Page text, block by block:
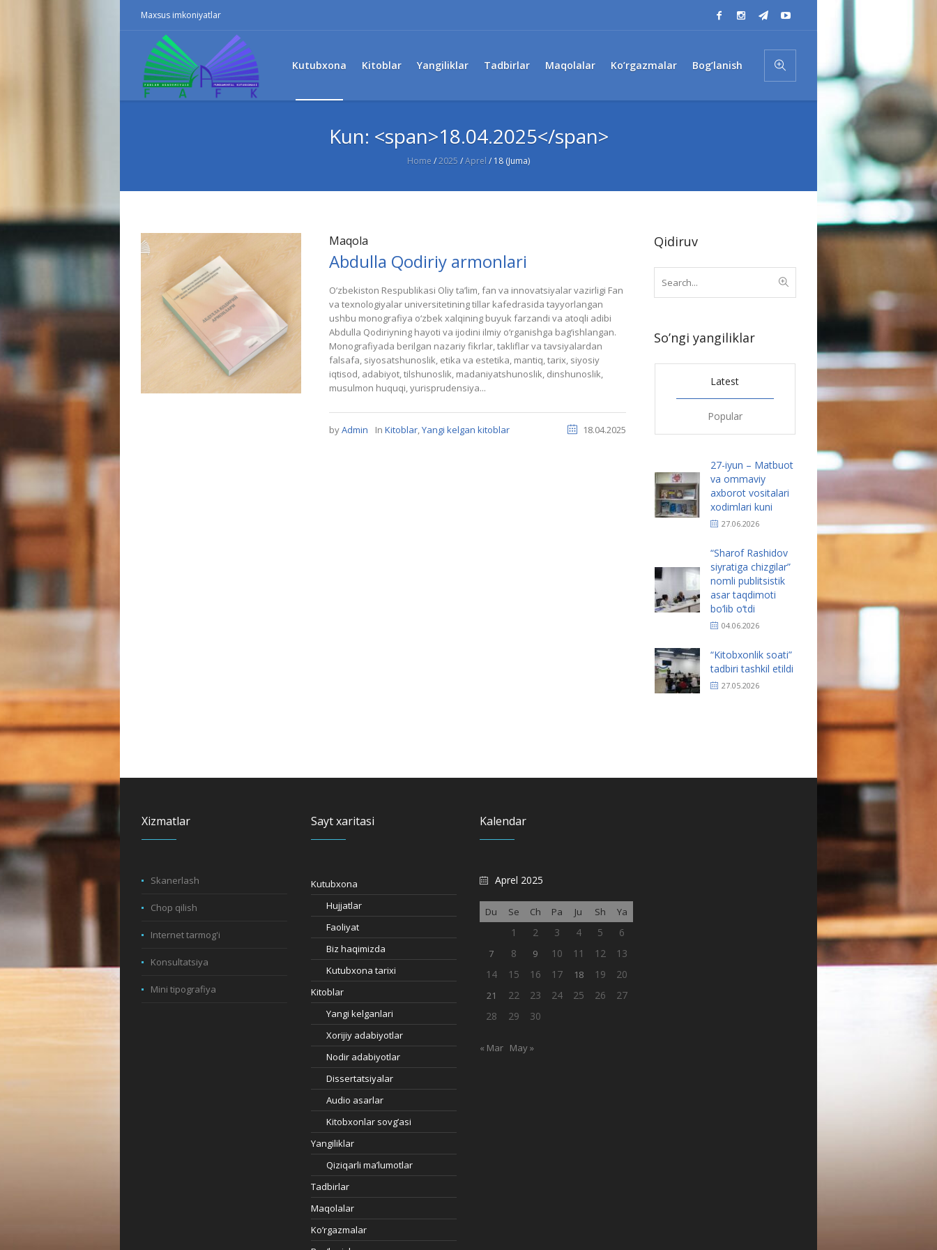
Maxsus imkoniyatlar
Kutubxona Kitoblar Yangiliklar Tadbirlar Maqolalar Ko’rgazmalar Bog’lanish
Kun: <span>18.04.2025</span>
Home /2025 /Aprel / 18 (Juma)
Maqola
Abdulla Qodiriy armonlari
O‘zbekiston Respublikasi Oliy ta’lim, fan va innovatsiyalar vazirligi Fan
va texnologiyalar universitetining tillar kafedrasida tayyorlangan
ushbu monografiya o‘zbek xalqining buyuk farzandi va atoqli adibi
Abdulla Qodiriyning hayoti va ijodini ilmiy o‘rganishga bag‘ishlangan.
Monografiyada berilgan nazariy fikrlar, takliflar va tavsiyalardan
falsafa, siyosatshunoslik, etika va estetika, mantiq, tarix, siyosiy
iqtisod, adabiyot, tilshunoslik, madaniyatshunoslik, dinshunoslik,
musulmon huquqi, yurisprudensiya...
18.04.2025
byAdmin In Kitoblar,Yangi kelgan kitoblar
Qidiruv
So’ngi yangiliklar
Latest
Popular
27-iyun – Matbuot
va ommaviy
axborot vositalari
xodimlari kuni
27.06.2026
“Sharof Rashidov
siyratiga chizgilar”
nomli publitsistik
asar taqdimoti
bo‘lib o‘tdi
04.06.2026
“Kitobxonlik soati”
tadbiri tashkil etildi
27.05.2026
Xizmatlar
Skanerlash
Chop qilish
Internet tarmog'i
Konsultatsiya
Mini tipografiya
Sayt xaritasi
Kutubxona
Hujjatlar
Faoliyat
Biz haqimizda
Kutubxona tarixi
Kitoblar
Yangi kelganlari
Xorijiy adabiyotlar
Nodir adabiyotlar
Dissertatsiyalar
Audio asarlar
Kitobxonlar sovg’asi
Yangiliklar
Qiziqarli ma’lumotlar
Tadbirlar
Maqolalar
Ko’rgazmalar
Kalendar
Aprel 2025
Du Se Ch Pa Ju Sh Ya
1 2 3 4 5 6
7 8 9 10 11 12
13
14
15 16 17 18 19 20
21 22 23 24 25 26
27
28
29 30
« Mar May »